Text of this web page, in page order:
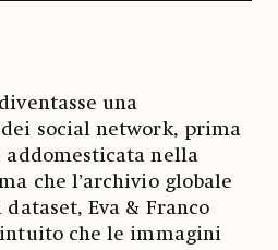
una
social network, prima
addomesticata nella
che l’archivio globale
Eva & Franco
intuito che le immagini